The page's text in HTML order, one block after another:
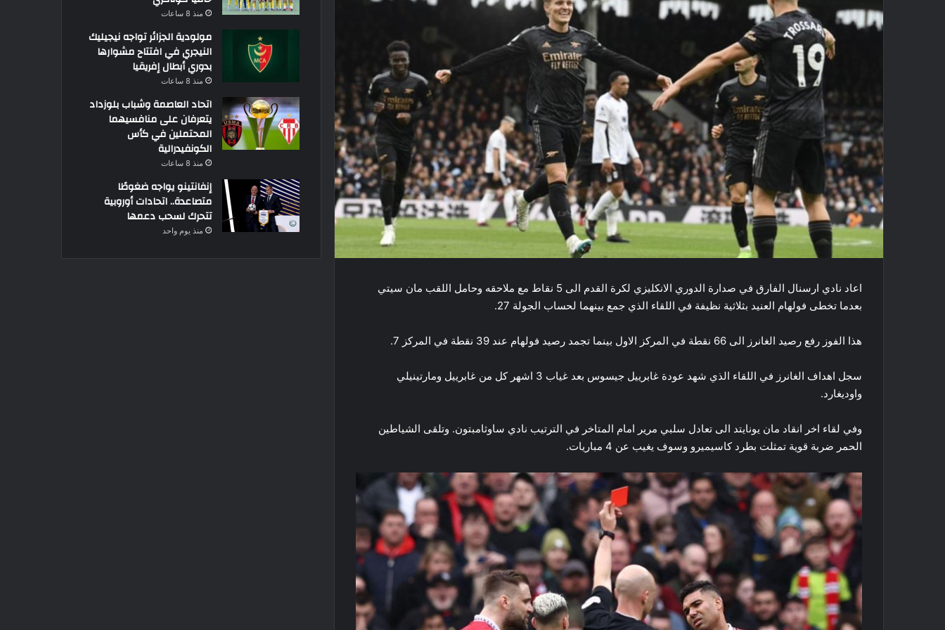
اعاد نادي ​ارسنال​ الفارق في صدارة ​الدوري الانكليزي​ لكرة القدم الى 5 نقاط مع ملاحقه وحامل اللقب مان سيتي
بعدما تخطى ​فولهام​ العنيد بثلاثية نظيفة في اللقاء الذي جمع بينهما لحساب الجولة 27.
هذا الفوز رفع رصيد الغانرز الى 66 نقطة في المركز الاول بينما تجمد رصيد فولهام عند 39 نقطة في المركز 7.
سجل اهداف الغانرز في اللقاء الذي شهد عودة غابرييل جيسوس بعد غياب 3 اشهر كل من غابرييل ومارتينيلي
واوديغارد.
وفي لقاء اخر انقاد ​مان يونايتد​ الى تعادل سلبي مرير امام المتاخر في الترتيب نادي ساوثامبتون. وتلقى الشياطين
الحمر ضربة قوية تمثلت بطرد كاسيميرو وسوف يغيب عن 4 مباريات.
منذ 8 ساعات
مولودية الجزائر تواجه نيجيليك
النيجري في افتتاح مشوارها
بدوري أبطال إفريقيا
منذ 8 ساعات
اتحاد العاصمة وشباب بلوزداد
يتعرفان على منافسيهما
المحتملين في كأس
الكونفيدرالية
منذ 8 ساعات
إنفانتينو يواجه ضغوطًا
متصاعدة.. اتحادات أوروبية
تتحرك لسحب دعمها
منذ يوم واحد